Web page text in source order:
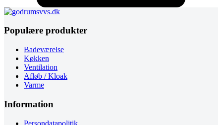
Populære produkter
Badeværelse
Køkken
Ventilation
Afløb / Kloak
Varme
Information
Persondatapolitik